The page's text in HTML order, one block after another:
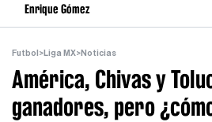
Enrique Gómez
Futbol >Liga MX>Noticias
América, Chivas y
ganadores, pero